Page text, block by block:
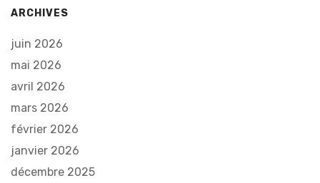
ARCHIVES
juin 2026
mai 2026
avril 2026
mars 2026
février 2026
janvier 2026
décembre 2025